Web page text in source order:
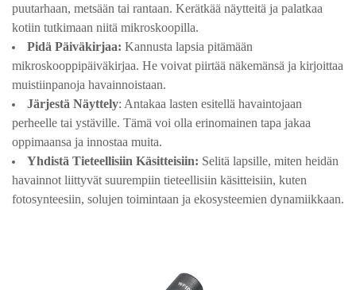
puutarhaan, metsään tai rantaan. Kerätkää näytteitä ja palatkaa
kotiin tutkimaan niitä mikroskoopilla.
Pidä Päiväkirjaa: Kannusta lapsia pitämään
mikroskooppipäiväkirjaa. He voivat piirtää näkemänsä ja kirjoittaa
muistiinpanoja havainnoistaan.
Järjestä Näyttely: Antakaa lasten esitellä havaintojaan
perheelle tai ystäville. Tämä voi olla erinomainen tapa jakaa
oppimaansa ja innostaa muita.
Yhdistä Tieteellisiin Käsitteisiin: Selitä lapsille, miten heidän
havainnot liittyvät suurempiin tieteellisiin käsitteisiin, kuten
fotosynteesiin, solujen toimintaan ja ekosysteemien dynamiikkaan.